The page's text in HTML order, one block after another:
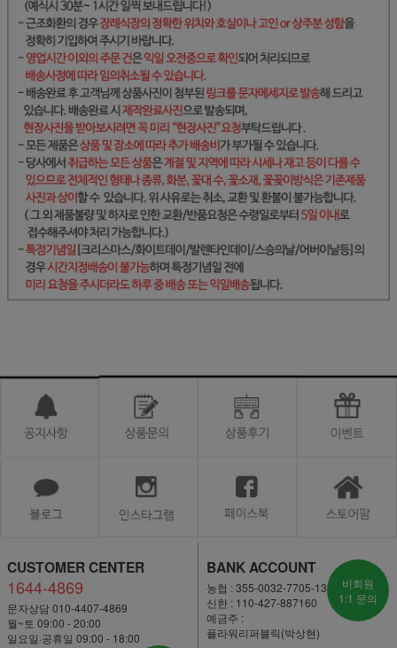
CUSTOMER CENTER
1644-4869
문자상담 010-4407-4869
월~토 09:00 - 20:00
일요일·공휴일 09:00 - 18:00
BANK ACCOUNT
농협 : 355-0032-7705-13
신한 : 110-427-887160
예금주 :
플라워리퍼블릭(박상현)
비회원
1:1 문의